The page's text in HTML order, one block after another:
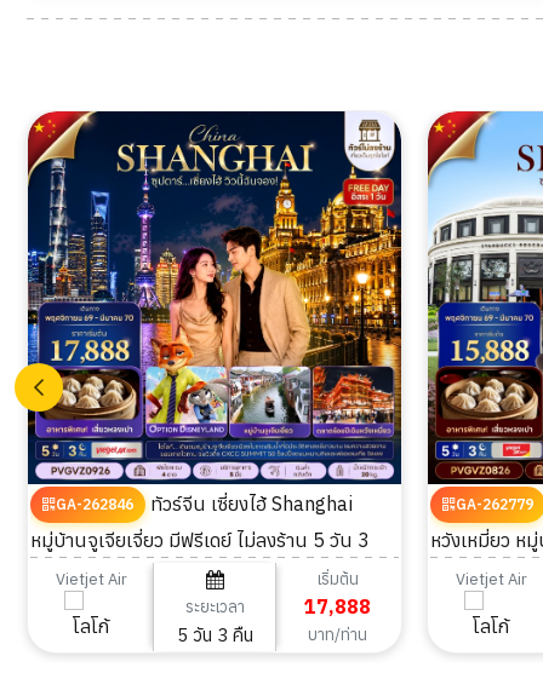
GA-262846
ทัวร์จีน เซี่ยงไฮ้ Shanghai
หมู่บ้านจูเจียเจี่ยว มีฟรีเดย์ ไม่ลงร้าน 5 วัน 3
Vietjet Air
ระยะเวลา
5 วัน 3 คืน
เริ่มต้น
17,888
บาท/ท่าน
GA-262779
หวังเหมี่ยว ห
Vietjet Air